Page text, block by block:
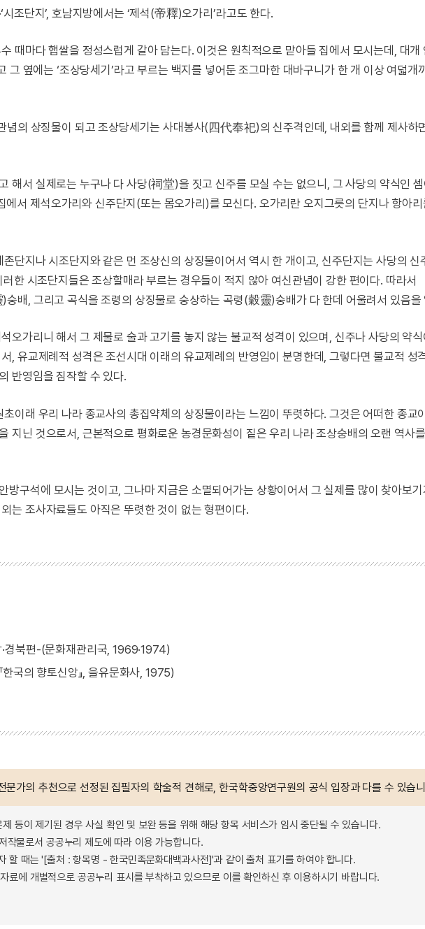
시조단지’, 호남지방에서는 ‘제석(帝釋)오가리’라고도 한다.
때마다 햅쌀을 정성스럽게 갈아 담는다. 이것은 원칙적으로 맏아들 집에서 모시는데, 대개
그 옆에는 ‘조상당세기’라고 부르는 백지를 넣어둔 조그마한 대바구니가 한 개 이상 여덟개
념의 상징물이 되고 조상당세기는 사대봉사(四代奉祀)의 신주격인데, 내외를 함께 제사하
해서 실제로는 누구나 다 사당(祠堂)을 짓고 신주를 모실 수는 없으니, 그 사당의 약식인
에서 제석오가리와 신주단지(또는 몸오가리)를 모신다. 오가리란 오지그릇의 단지나 항아
단지나 시조단지와 같은 먼 조상신의 상징물이어서 역시 한 개이고, 신주단지는 사당의 신
한 시조단지들은 조상할매라 부르는 경우들이 적지 않아 여신관념이 강한 편이다. 따라서
숭배, 그리고 곡식을 조령의 상징물로 숭상하는 곡령(穀靈)숭배가 다 한데 어울려서 있음을
오가리니 해서 그 제물로 술과 고기를 놓지 않는 불교적 성격이 있으며, 신주나 사당의 약
, 유교제례적 성격은 조선시대 이래의 유교제례의 반영임이 분명한데, 그렇다면 불교적 성
반영임을 짐작할 수 있다.
이래 우리 나라 종교사의 총집약체의 상징물이라는 느낌이 뚜렷하다. 그것은 어떠한 종교
지닌 것으로서, 근본적으로 평화로운 농경문화성이 짙은 우리 나라 조상숭배의 오랜 역사를
방구석에 모시는 것이고, 그나마 지금은 소멸되어가는 상황이어서 그 실제를 많이 찾아보
는 조사자료들도 아직은 뚜렷한 것이 없는 형편이다.
·경북편-(문화재관리국, 1969·1974)
한국의 향토신앙』, 을유문화사, 1975)
문가의 추천으로 선정된 집필자의 학술적 견해로, 한국학중앙연구원의 공식 입장과 다를 수 있습
등이 제기된 경우 사실 확인 및 보완 등을 위해 해당 항목 서비스가 임시 중단될 수 있습니다.
작물로서 공공누리 제도에 따라 이용 가능합니다.
할 때는 '[출처 : 항목명 - 한국민족문화대백과사전]'과 같이 출처 표기를 하여야 합니다.
료에 개별적으로 공공누리 표시를 부착하고 있으므로 이를 확인하신 후 이용하시기 바랍니다.